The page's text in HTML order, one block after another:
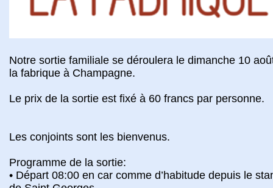
Notre sortie familiale se déroulera le dimanche 10
la fabrique à Champagne.
Le prix de la sortie est fixé à 60 francs par personne.
Les conjoints sont les bienvenus.
Programme de la sortie:
• Départ 08:00 en car comme d’habitude depuis le